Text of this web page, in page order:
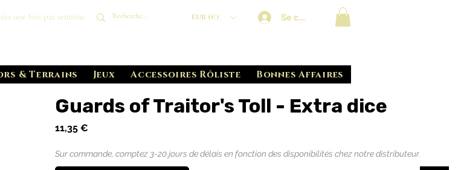
une fois par semaine
EUR (€) Se connecter
& Terrains Jeux Accessoires Rôliste Bonnes Affaires
Guards of Traitor's Toll - Extra dice
11,35 €
Sur commande, comptez 3-20 jours de délais en fonction des disponibilités chez notre distributeur.